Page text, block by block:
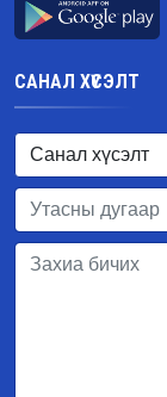
САНАЛ ХҮСЭЛТ